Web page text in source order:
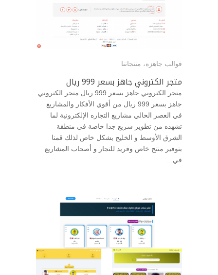
قوالب جاهزه، منتجاتنا
متجر الكتروني جاهز بسعر 999 ريال
متجر الكتروني جاهز بسعر 999 ريال متجر الكتروني
جاهز بسعر 999 ريال من أقوي الأفكار والمشاريع
في العصر الحالي مشاريع التجاره الإلكترونية لما
تشهده من تطوير سريع جدا خاصة في منطقة
الشرق الأوسط و الخليج بشكل خاص لذلك قمنا
بتوفير منتج خاص وفريد للتجار و أصحاب المشاريع
في...